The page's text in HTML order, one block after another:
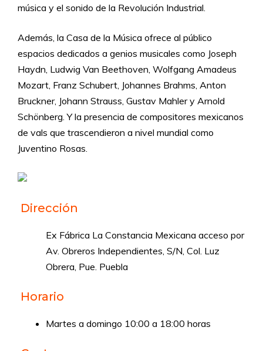
música y el sonido de la Revolución Industrial.
Además, la Casa de la Música ofrece al público
espacios dedicados a genios musicales como Joseph
Haydn, Ludwig Van Beethoven, Wolfgang Amadeus
Mozart, Franz Schubert, Johannes Brahms, Anton
Bruckner, Johann Strauss, Gustav Mahler y Arnold
Schönberg. Y la presencia de compositores mexicanos
de vals que trascendieron a nivel mundial como
Juventino Rosas.
Dirección
Ex Fábrica La Constancia Mexicana acceso por
Av. Obreros Independientes, S/N, Col. Luz
Obrera, Pue. Puebla
Horario
Martes a domingo 10:00 a 18:00 horas